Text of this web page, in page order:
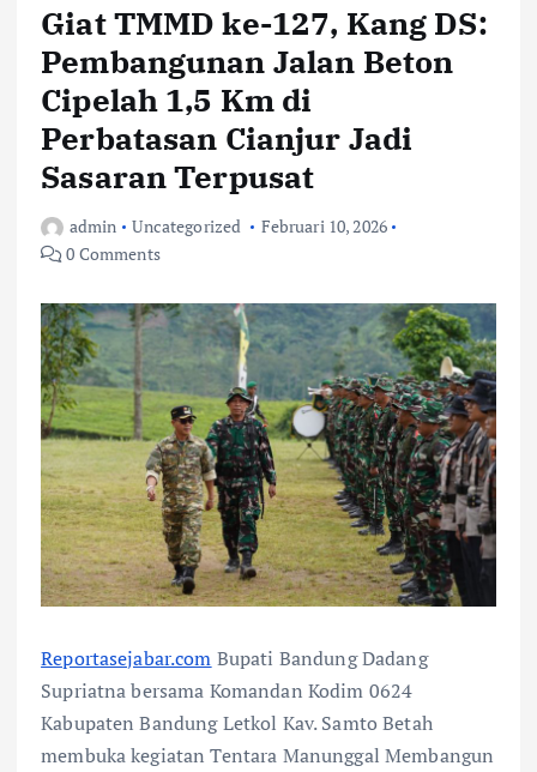
Giat TMMD ke-127, Kang DS:
Pembangunan Jalan Beton
Cipelah 1,5 Km di
Perbatasan Cianjur Jadi
Sasaran Terpusat
admin Uncategorized
Februari 10, 2026
0 Comments
Reportasejabar.com Bupati Bandung Dadang
Supriatna bersama Komandan Kodim 0624
Kabupaten Bandung Letkol Kav. Samto Betah
membuka kegiatan Tentara Manunggal Membangun